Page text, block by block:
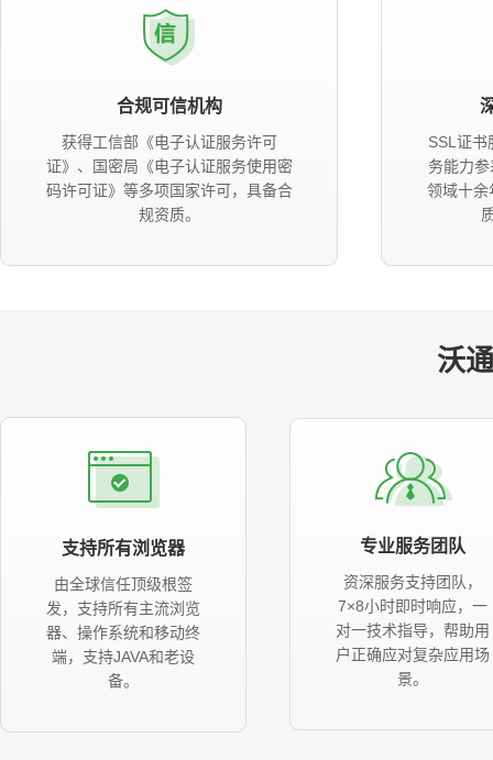
合规可信机构
获得工信部《电子认证服务许可
证》、国密局《电子认证服务使用密
码许可证》等多项国家许可，具备合
规资质。
SSL证书
务能力
领域十余
沃
支持所有浏览器
由全球信任顶级根签
发，支持所有主流浏览
器、操作系统和移动终
端，支持JAVA和老设
备。
专业服务团队
资深服务支持团队，
7×8小时即时响应，一
对一技术指导，帮助用
户正确应对复杂应用场
景。